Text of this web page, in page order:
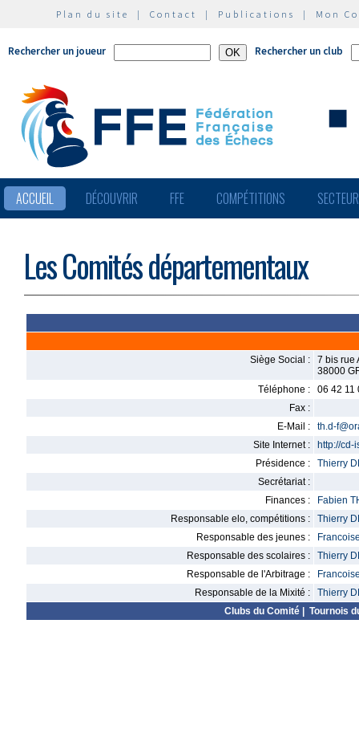
Plan du site | Contact | Publications | Mon
Rechercher un joueur Rechercher un club
ACCUEIL DÉCOUVRIR FFE COMPÉTITIONS
Les Comités départementaux
Siège Social :
7 bis rue
38000
Téléphone :
06 42 11
Fax :
E-Mail :
th.d-
Site Internet :
http://cd-
Présidence :
Thierry
Secrétariat :
Finances :
Fabien
Responsable elo, compétitions :
Thierry
Responsable des jeunes :
Responsable des scolaires :
Thierry
Responsable de l'Arbitrage :
Responsable de la Mixité :
Thierry
Clubs du Comité| Tournois